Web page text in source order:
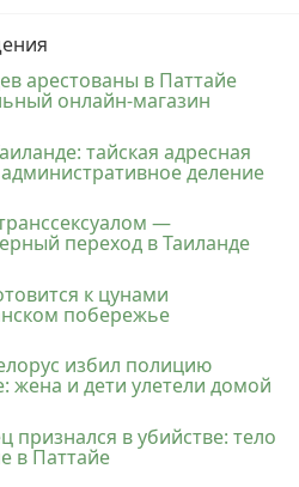
арестованы в Паттайе
онлайн-магазин
тайская адресная
деление
—
переход в Таиланде
к цунами
побережье
избил полицию
жена и дети улетели домой
признался в убийстве: тело
в Паттайе